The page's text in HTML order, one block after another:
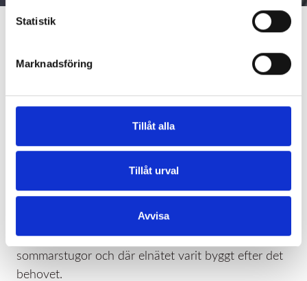
Statistik
Marknadsföring
Tillåt alla
Tillåt urval
Avvisa
Angående anslutning av Solceller
fortfarande ett enormt intresse att ansluta ännu
Ur ett nationellt perspektiv är det väldigt positivt
lokal nätägare börjar det bli ett problem. En stor
koncentration av dessa solceller är utmed kusten,
ett område som från början mest varit
sommarstugor och där elnätet varit byggt efter det
behovet.